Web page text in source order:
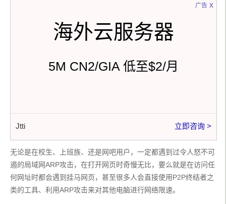
广告
海外云服务器
5M CN2/GIA 低至$2/月
Jtti 立即咨询 >
x
无论是在校生、上班族、还是网吧用户，一定都遇到过令人怒不可
遏的局域网ARP攻击，在打开网页时奇慢无比，要么就是在访问任
何网址时都会遇到挂马网页，甚至很多人会直接使用P2P终结者之
类的工具、利用ARP攻击来对其他电脑进行网络限速。